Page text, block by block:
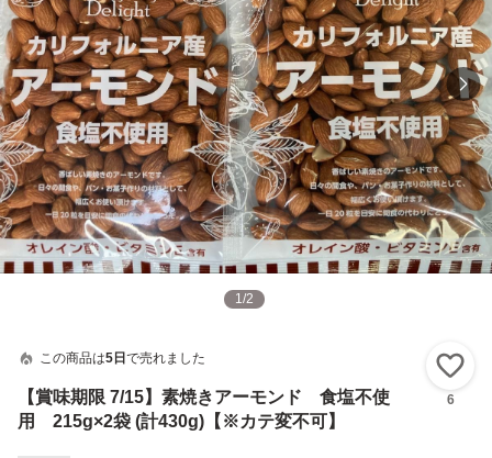
1/2
この商品は5日 で売れました
【賞味期限 7/15】素焼きアーモンド 食塩不使
用 215g×2袋 (計430g)【※カテ変不可】
6